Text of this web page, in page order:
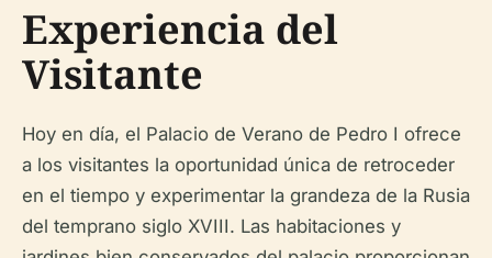
Experiencia del
Visitante
Hoy en día, el Palacio de Verano de Pedro I ofrece
a los visitantes la oportunidad única de retroceder
en el tiempo y experimentar la grandeza de la Rusia
del temprano siglo XVIII. Las habitaciones y